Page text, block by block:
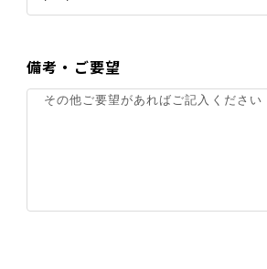
備考・ご要望